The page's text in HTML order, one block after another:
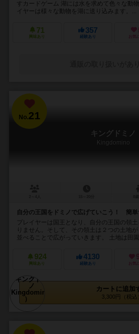
すカードゲーム 湖には水を求めて色々な動
イヤーは様々な動物を湖に送り込みます。...
71
興味あり
357
経験あり お気
No.21
キングドミノ
Kingdomino
自分の王国をドミノで広げていこう！ 簡単
プレイヤーは国王となり、自分の王国の領
りません。そして、その領土は２つの土地
並べることで広がっていきます。 土地は田
924
興味あり
4130
経験あり お気
カートに追加
3,300円（税込